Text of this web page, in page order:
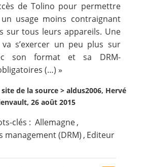
de Tolino pour permettre
usage moins contraignant
sur tous leurs appareils. Une
s’exercer un peu plus sur
son format et sa DRM-
(…) »
de la source > aldus2006, Hervé
26 août 2015
clés : Allemagne ,
management (DRM) , Editeur